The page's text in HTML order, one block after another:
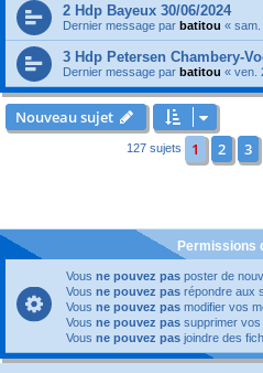
2 Hdp Bayeux 30/06/2024
Dernier message par batitou « sam.
3 Hdp Petersen Chambery-
Dernier message par batitou « ven.
Nouveau sujet
127 sujets 1 2 3
Permissions
Vous ne pouvez pas poster de
Vous ne pouvez pas répondre aux
Vous ne pouvez pas modifier vos
Vous ne pouvez pas supprimer
Vous ne pouvez pas joindre des